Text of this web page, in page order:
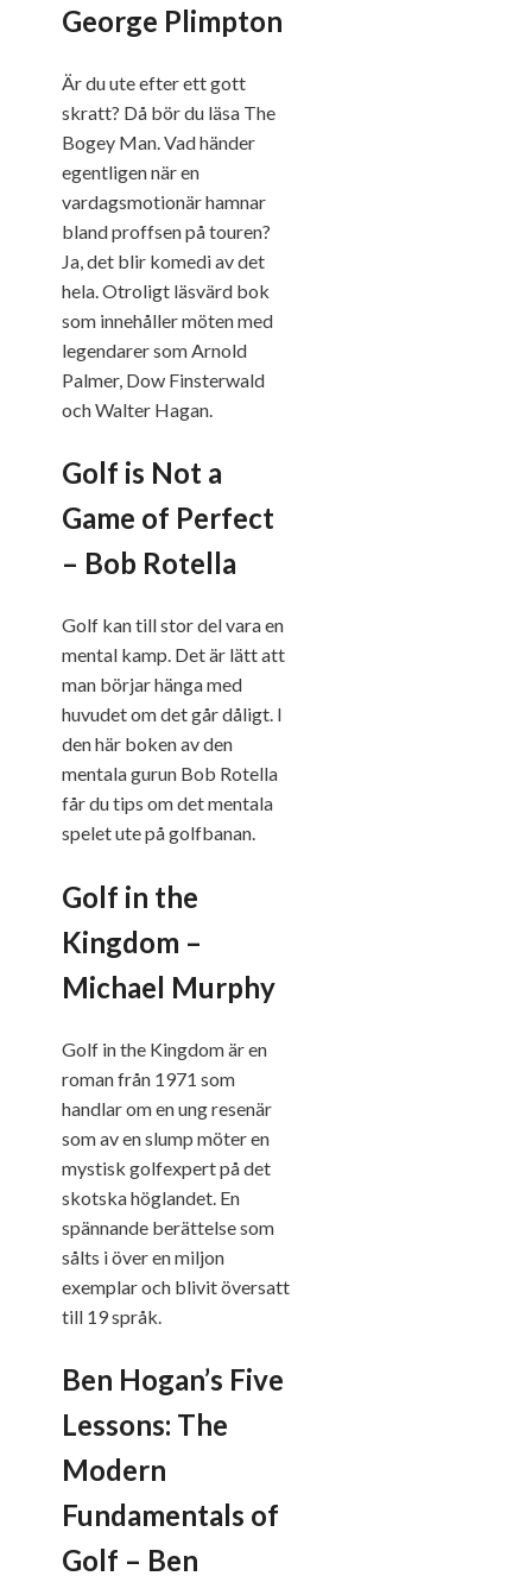
George Plimpton
Är du ute efter ett gott
skratt? Då bör du läsa The
Bogey Man. Vad händer
egentligen när en
vardagsmotionär hamnar
bland proffsen på touren?
Ja, det blir komedi av det
hela. Otroligt läsvärd bok
som innehåller möten med
legendarer som Arnold
Palmer, Dow Finsterwald
och Walter Hagan.
Golf is Not a
Game of Perfect
– Bob Rotella
Golf kan till stor del vara en
mental kamp. Det är lätt att
man börjar hänga med
huvudet om det går dåligt. I
den här boken av den
mentala gurun Bob Rotella
får du tips om det mentala
spelet ute på golfbanan.
Golf in the
Kingdom –
Michael Murphy
Golf in the Kingdom är en
roman från 1971 som
handlar om en ung resenär
som av en slump möter en
mystisk golfexpert på det
skotska höglandet. En
spännande berättelse som
sålts i över en miljon
exemplar och blivit översatt
till 19 språk.
Ben Hogan’s Five
Lessons: The
Modern
Fundamentals of
Golf – Ben